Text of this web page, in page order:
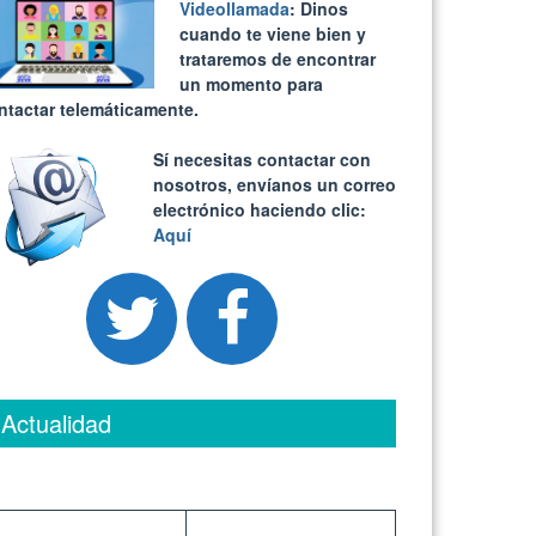
Videollamada: Dinos
cuando te viene bien y
trataremos de encontrar
un momento para
telemáticamente.
Sí necesitas contactar con
nosotros, envíanos un correo
electrónico haciendo clic:
Aquí
Actualidad